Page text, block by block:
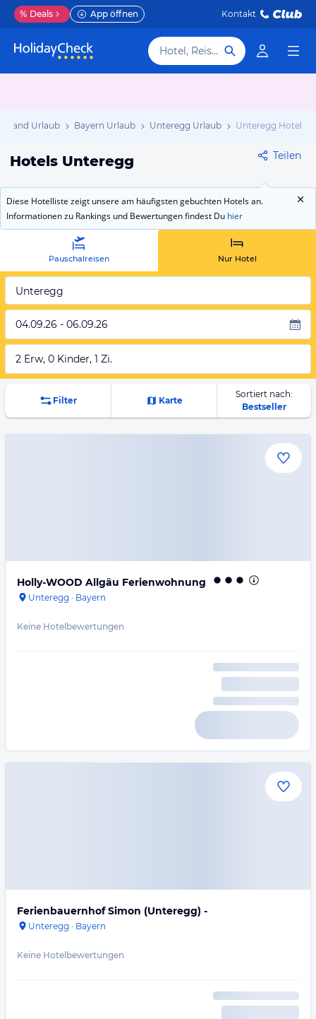
% Deals App öffnen Kontakt
Hotel, Reiseziel
Urlaub Bayern Urlaub Unteregg Urlaub Unteregg Hotels
Hotels Unteregg Teilen
Diese Hotelliste zeigt unsere am häufigsten gebuchten Hotels an.
Informationen zu Rankings und Bewertungen findest Du hier
Pauschalreisen Nur Hotel
Unteregg
04.09.26 - 06.09.26
2 Erw, 0 Kinder, 1 Zi.
Filter Karte
Sortiert nach:
Bestseller
Holly-WOOD Allgäu Ferienwohnung
Unteregg · Bayern
Keine Hotelbewertungen
Ferienbauernhof Simon (Unteregg) -
Unteregg · Bayern
Keine Hotelbewertungen